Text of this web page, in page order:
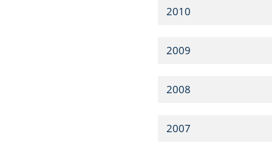
2010
2009
2008
2007